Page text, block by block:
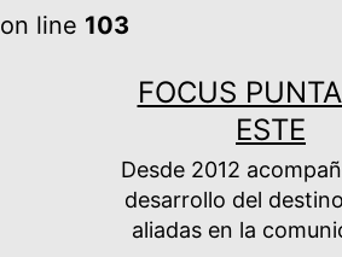
on line 103
FOCUS
ESTE
Desde 2012
desarrollo del
aliadas en la